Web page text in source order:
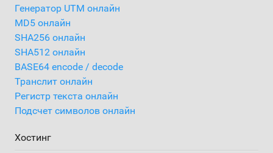
Генератор UTM онлайн
MD5 онлайн
SHA256 онлайн
SHA512 онлайн
BASE64 encode / decode
Транслит онлайн
Регистр текста онлайн
Подсчет символов онлайн
Хостинг